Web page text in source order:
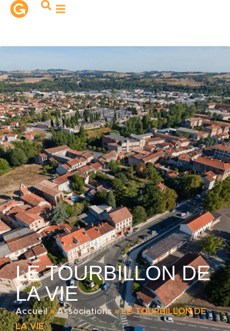
principal
LE TOURBILLON DE
LA VIE
Accueil»Associations »LE TOURBILLON DE
LA VIE